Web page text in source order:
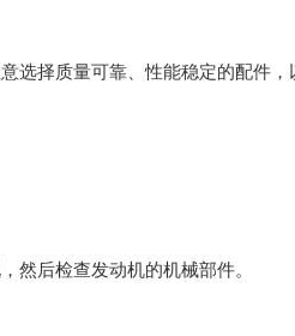
选择质量可靠、性能稳定的配件
然后检查发动机的机械部件。